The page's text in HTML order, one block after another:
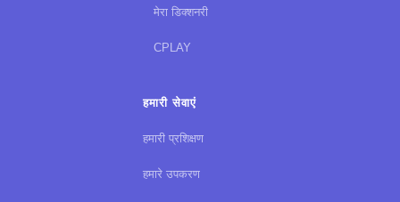
मेरा डिक्शनरी
CPLAY
हमारी सेवाएं
हमारी प्रशिक्षण
हमारे उपकरण